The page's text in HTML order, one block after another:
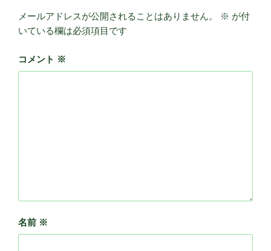
メールアドレスが公開されることはありません。 ※ が付
いている欄は必須項目です
コメント ※
名前 ※